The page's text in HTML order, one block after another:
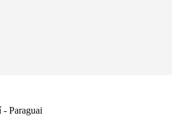
- Paraguai